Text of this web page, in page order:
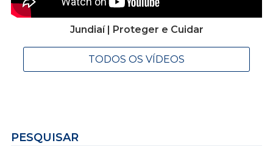
Jundiaí | Proteger e Cuidar
TODOS OS VÍDEOS
PESQUISAR